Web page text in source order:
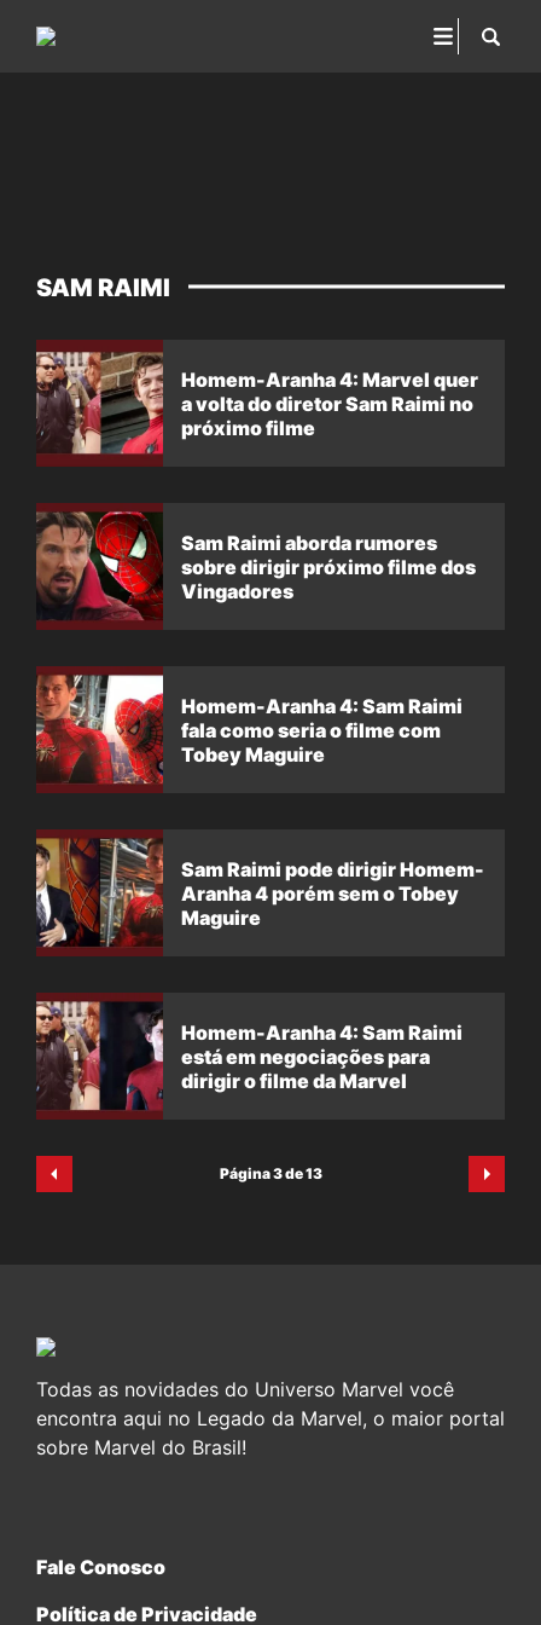
SAM RAIMI
Homem-Aranha 4: Marvel quer
a volta do diretor Sam Raimi no
próximo filme
Sam Raimi aborda rumores
sobre dirigir próximo filme dos
Vingadores
Homem-Aranha 4: Sam Raimi
fala como seria o filme com
Tobey Maguire
Sam Raimi pode dirigir Homem-
Aranha 4 porém sem o Tobey
Maguire
Homem-Aranha 4: Sam Raimi
está em negociações para
dirigir o filme da Marvel
Página 3 de 13
Todas as novidades do Universo Marvel você
encontra aqui no Legado da Marvel, o maior portal
sobre Marvel do Brasil!
Fale Conosco
Política de Privacidade